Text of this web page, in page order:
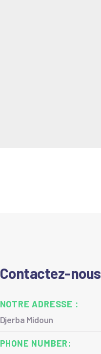
Contactez-nous
NOTRE ADRESSE :
Djerba Midoun
PHONE NUMBER: